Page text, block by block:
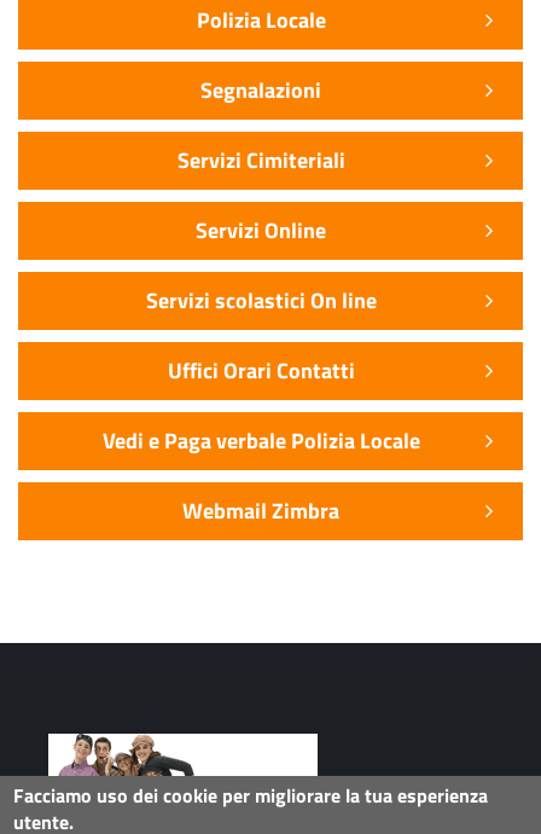
Polizia Locale
Segnalazioni
Servizi Cimiteriali
Servizi Online
Servizi scolastici On line
Uffici Orari Contatti
Vedi e Paga verbale Polizia Locale
Webmail Zimbra
Facciamo uso dei cookie per migliorare la tua esperienza
utente.